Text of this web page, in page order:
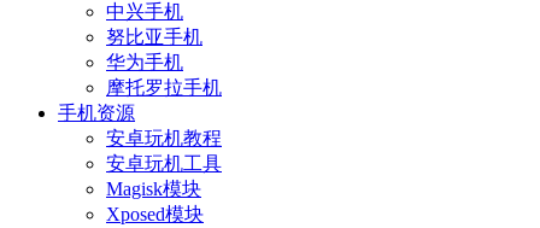
中兴手机
努比亚手机
华为手机
摩托罗拉手机
手机资源
安卓玩机教程
安卓玩机工具
Magisk模块
Xposed模块